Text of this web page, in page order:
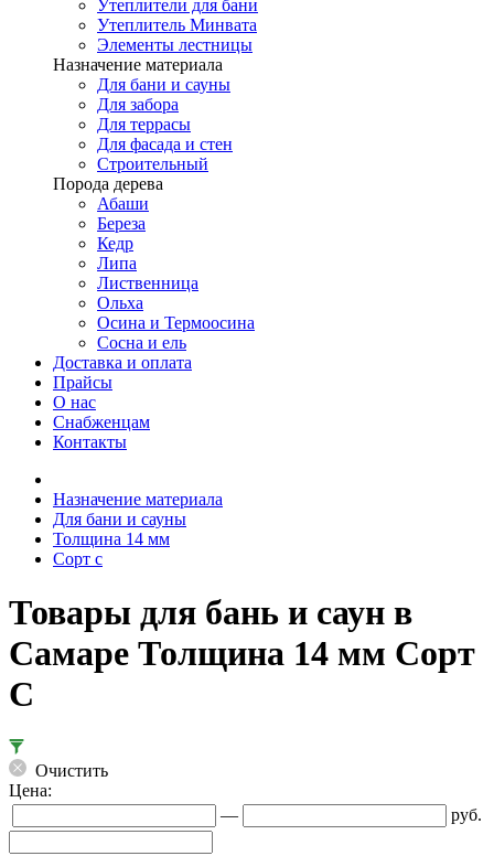
Утеплители для бани
Утеплитель Минвата
Элементы лестницы
Назначение материала
Для бани и сауны
Для забора
Для террасы
Для фасада и стен
Строительный
Порода дерева
Абаши
Береза
Кедр
Липа
Лиственница
Ольха
Осина и Термоосина
Сосна и ель
Доставка и оплата
Прайсы
О нас
Снабженцам
Контакты
Назначение материала
Для бани и сауны
Толщина 14 мм
Сорт c
Товары для бань и саун в
Самаре Толщина 14 мм Сорт
C
Очистить
Цена:
—
руб.